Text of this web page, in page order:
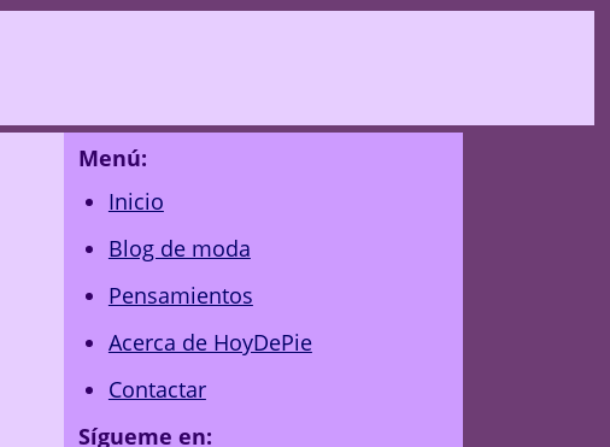
Menú:
Inicio
Blog de moda
Pensamientos
Acerca de HoyDePie
Contactar
Sígueme en: